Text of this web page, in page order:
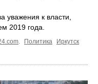
уважения к власти,
2019 года.
. Политика
Иркутск